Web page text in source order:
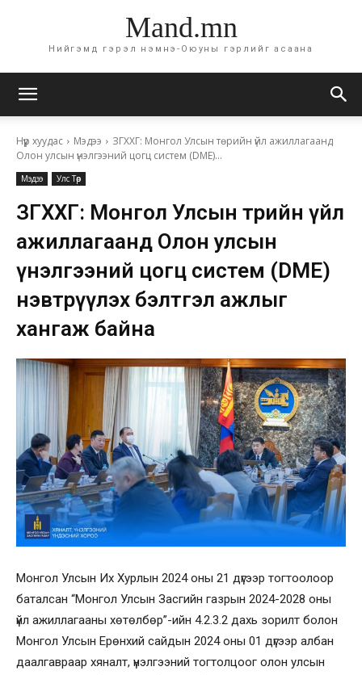
Mand.mn
Нийгэмд гэрэл нэмнэ-Оюуны гэрлийг асаана
Нүүр хуудас Мэдээ
ЗГХХГ: Монгол Улсын төрийн үйл ажиллагаанд
Олон улсын үнэлгээний цогц систем (DME)...
Мэдээ Улс Төр
ЗГХХГ: Монгол Улсын төрийн үйл
ажиллагаанд Олон улсын
үнэлгээний цогц систем (DME)
нэвтрүүлэх бэлтгэл ажлыг
хангаж байна
Монгол Улсын Их Хурлын 2024 оны 21 дүгээр тогтоолоор
баталсан “Монгол Улсын Засгийн газрын 2024-2028 оны
үйл ажиллагааны хөтөлбөр”-ийн 4.2.3.2 дахь зорилт болон
Монгол Улсын Ерөнхий сайдын 2024 оны 01 дүгээр албан
даалгавраар хяналт, үнэлгээний тогтолцоог олон улсын